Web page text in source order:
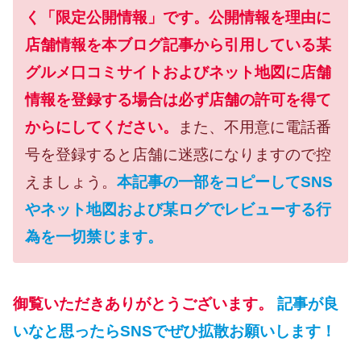
く「限定公開情報」です。公開情報を理由に
店舗情報を本ブログ記事から引用している某
グルメ口コミサイトおよびネット地図に店舗
情報を登録する場合は必ず店舗の許可を得て
からにしてください。
また、不用意に電話番
号を登録すると店舗に迷惑になりますので控
えましょう。 本記事の一部をコピーしてSNS
やネット地図および某ログでレビューする行
為を一切禁じます。
御覧いただきありがとうございます。
記事が良
いなと思ったらSNSでぜひ拡散お願いします！